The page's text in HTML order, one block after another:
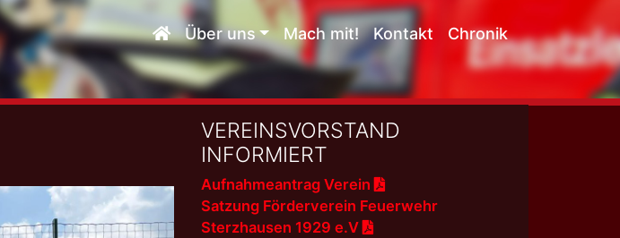
Über uns Mach mit! Kontakt Chronik
VEREINSVORSTAND
INFORMIERT
Aufnahmeantrag Verein
Satzung Förderverein Feuerwehr
Sterzhausen 1929 e.V